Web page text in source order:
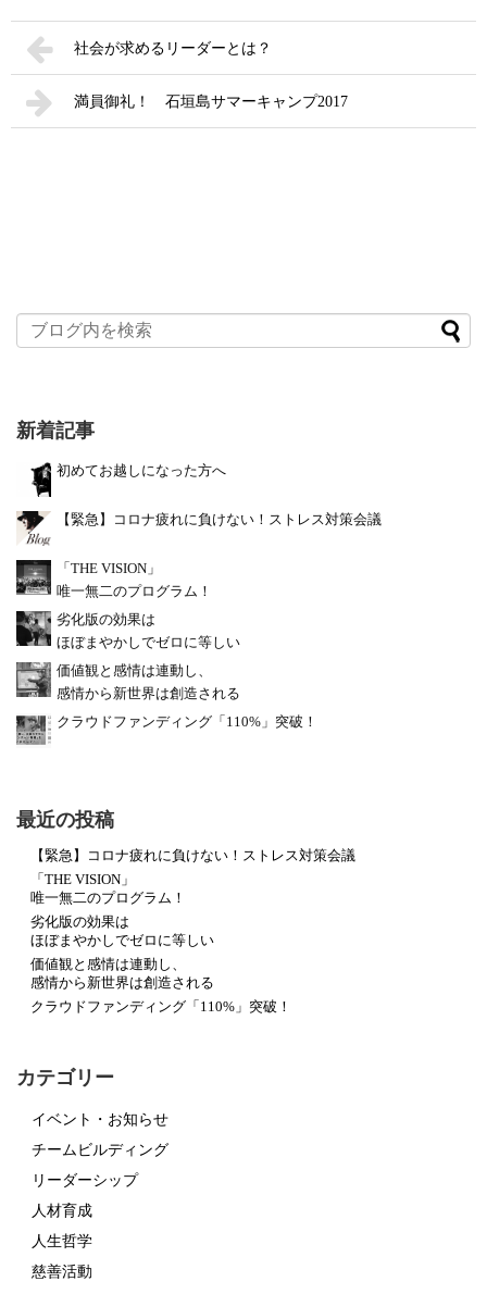
社会が求めるリーダーとは？
満員御礼！ 石垣島サマーキャンプ2017
新着記事
初めてお越しになった方へ
【緊急】コロナ疲れに負けない！ストレス対策会議
「THE VISION」
唯一無二のプログラム！
劣化版の効果は
ほぼまやかしでゼロに等しい
価値観と感情は連動し、
感情から新世界は創造される
クラウドファンディング「110%」突破！
最近の投稿
【緊急】コロナ疲れに負けない！ストレス対策会議
「THE VISION」
唯一無二のプログラム！
劣化版の効果は
ほぼまやかしでゼロに等しい
価値観と感情は連動し、
感情から新世界は創造される
クラウドファンディング「110%」突破！
カテゴリー
イベント・お知らせ
チームビルディング
リーダーシップ
人材育成
人生哲学
慈善活動